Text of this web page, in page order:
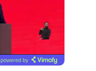
powered by